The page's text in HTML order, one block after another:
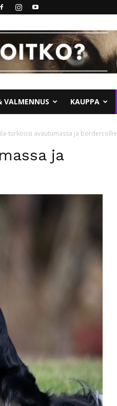
VALMENNUS KAUPPA
turkoosi avautumassa ja bordercollie
ja